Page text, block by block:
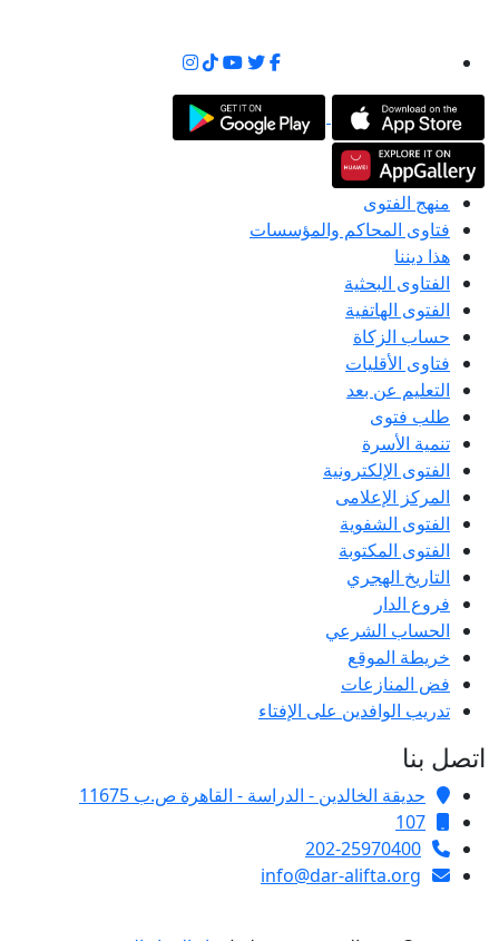
منهج الفتوى
فتاوى المحاكم والمؤسسات
هذا ديننا
الفتاوى البحثية
الفتوى الهاتفية
حساب الزكاة
فتاوى الأقليات
التعليم عن بعد
طلب فتوى
تنمية الأسرة
الفتوى الإلكترونية
المركز الإعلامى
الفتوى الشفوية
الفتوى المكتوبة
التاريخ الهجري
فروع الدار
الحساب الشرعي
خريطة الموقع
فض المنازعات
تدريب الوافدين على الإفتاء
اتصل بنا
حديقة الخالدين - الدراسة - القاهرة ص.ب 11675
107
202-25970400
info@dar-alifta.org